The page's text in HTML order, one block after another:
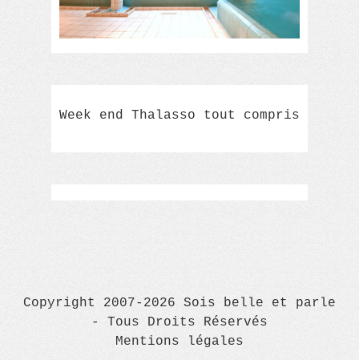
Week end Thalasso tout compris
Copyright 2007-2026 Sois belle et parle
- Tous Droits Réservés
Mentions légales